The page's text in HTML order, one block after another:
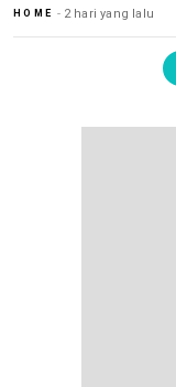
HOME 2 hari yang lalu